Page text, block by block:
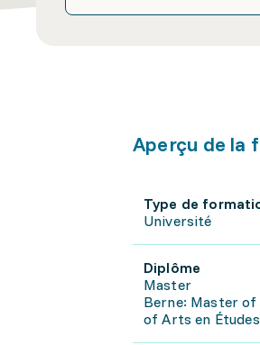
Aperçu de la
Type de
Université
Diplôme
Master
Berne: Master
of Arts en